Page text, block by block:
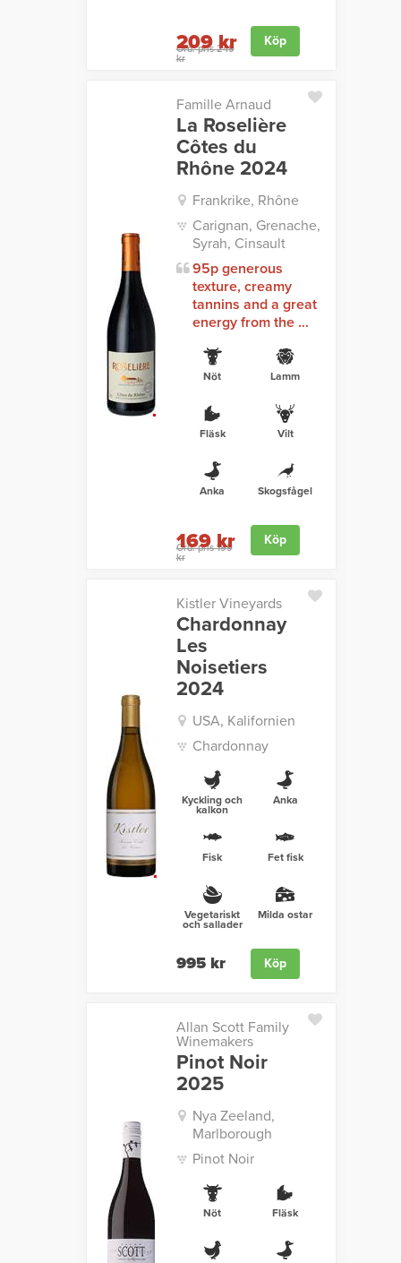
Ord. pris 249
kr
209 kr Köp
Famille Arnaud
La Roselière
Côtes du
Rhône 2024
Frankrike, Rhône
Carignan, Grenache,
Syrah, Cinsault
95p generous
texture, creamy
tannins and a great
energy from the ...
Nöt Lamm
Fläsk Vilt
Anka Skogsfågel
Ord. pris 199
kr
169 kr Köp
Kistler Vineyards
Chardonnay
Les
Noisetiers
2024
USA, Kalifornien
Chardonnay
Kyckling och
kalkon
Anka
Fisk Fet fisk
Vegetariskt
och sallader
Milda ostar
995 kr Köp
Allan Scott Family
Winemakers
Pinot Noir
2025
Nya Zeeland,
Marlborough
Pinot Noir
Nöt Fläsk